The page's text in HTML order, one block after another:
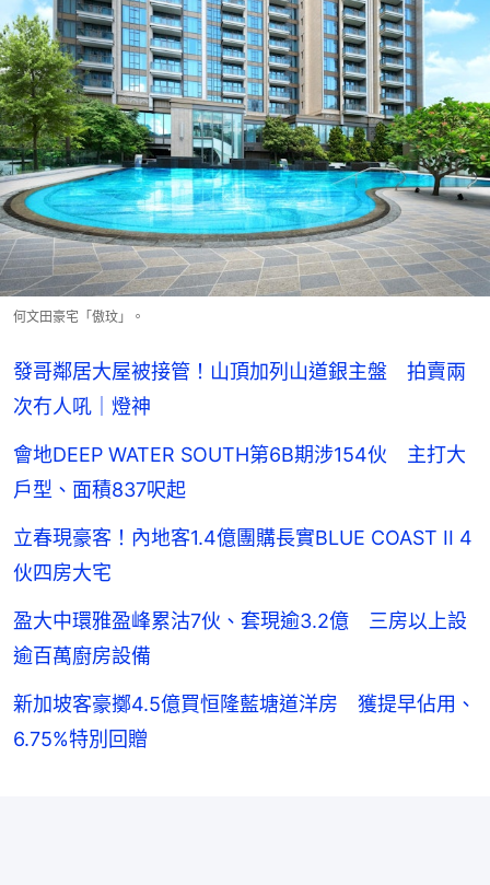
何文田豪宅「傲玟」。
發哥鄰居大屋被接管！山頂加列山道銀主盤 拍賣兩
次冇人吼｜燈神
會地DEEP WATER SOUTH第6B期涉154伙 主打大
戶型、面積837呎起
立春現豪客！內地客1.4億團購長實BLUE COAST II 4
伙四房大宅
盈大中環雅盈峰累沽7伙、套現逾3.2億 三房以上設
逾百萬廚房設備
新加坡客豪擲4.5億買恒隆藍塘道洋房 獲提早佔用、
6.75%特別回贈